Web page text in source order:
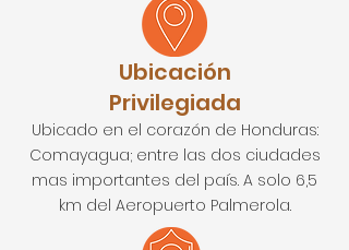
Ubicación
Privilegiada
Ubicado en el corazón de Honduras:
Comayagua; entre las dos ciudades
mas importantes del país. A solo 6,5
km del Aeropuerto Palmerola.